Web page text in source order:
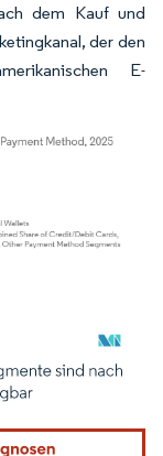
dem Kauf und
der den
E-
Namensnennung